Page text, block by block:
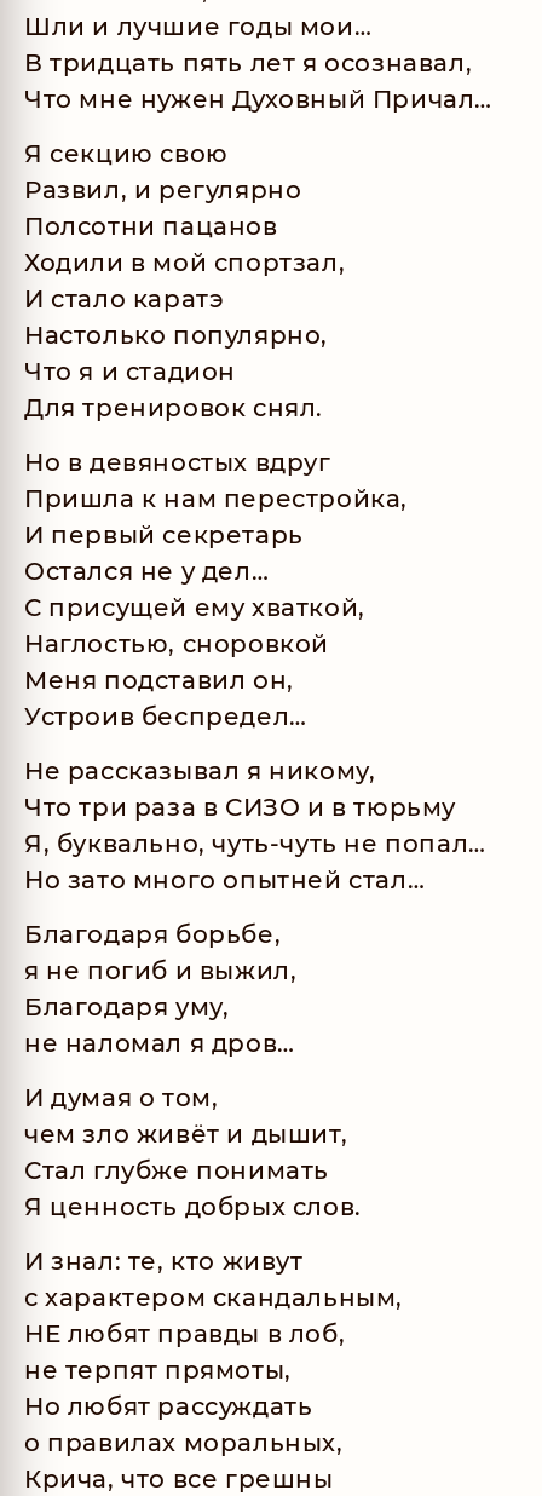
Шли и лучшие годы мои…
В тридцать пять лет я осознавал,
Что мне нужен Духовный Причал…
Я секцию свою
Развил, и регулярно
Полсотни пацанов
Ходили в мой спортзал,
И стало каратэ
Настолько популярно,
Что я и стадион
Для тренировок снял.
Но в девяностых вдруг
Пришла к нам перестройка,
И первый секретарь
Остался не у дел…
С присущей ему хваткой,
Наглостью, сноровкой
Меня подставил он,
Устроив беспредел…
Не рассказывал я никому,
Что три раза в СИЗО и в тюрьму
Я, буквально, чуть-чуть не попал…
Но зато много опытней стал…
Благодаря борьбе,
я не погиб и выжил,
Благодаря уму,
не наломал я дров…
И думая о том,
чем зло живёт и дышит,
Стал глубже понимать
Я ценность добрых слов.
И знал: те, кто живут
с характером скандальным,
НЕ любят правды в лоб,
не терпят прямоты,
Но любят рассуждать
о правилах моральных,
Крича, что все грешны